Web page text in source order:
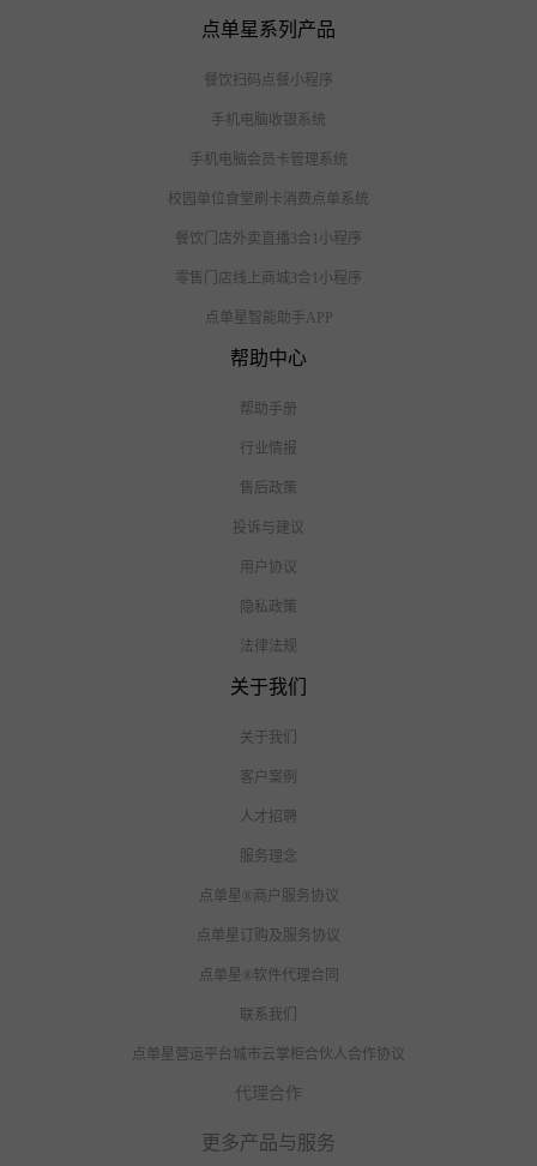
点单星系列产品
餐饮扫码点餐小程序
手机电脑收银系统
手机电脑会员卡管理系统
校园单位食堂刷卡消费点单系统
餐饮门店外卖直播3合1小程序
零售门店线上商城3合1小程序
点单星智能助手APP
帮助中心
帮助手册
行业情报
售后政策
投诉与建议
用户协议
隐私政策
法律法规
关于我们
关于我们
客户案例
人才招聘
服务理念
点单星®商户服务协议
点单星订购及服务协议
点单星®软件代理合同
联系我们
点单星营运平台城市云掌柜合伙人合作协议
代理合作
更多产品与服务